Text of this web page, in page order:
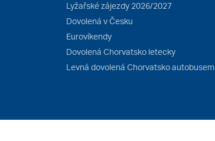
Lyžařské zájezdy 2026/2027
Dovolená v Česku
Eurovíkendy
Dovolená Chorvatsko letecky
Levná dovolená Chorvatsko autobusem